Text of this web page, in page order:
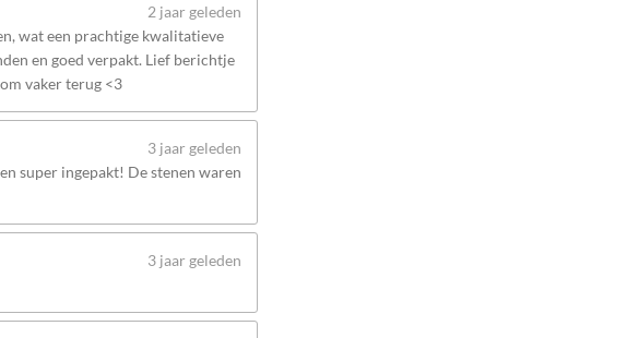
2 jaar geleden
wat een prachtige kwalitatieve
en goed verpakt. Lief berichtje
vaker terug <3
3 jaar geleden
super ingepakt! De stenen waren
3 jaar geleden